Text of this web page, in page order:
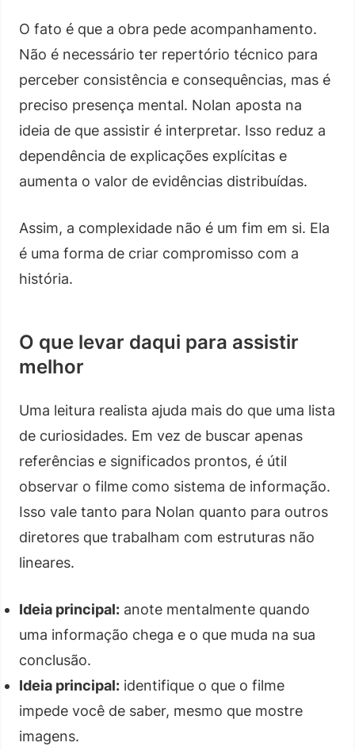
O fato é que a obra pede acompanhamento.
Não é necessário ter repertório técnico para
perceber consistência e consequências, mas é
preciso presença mental. Nolan aposta na
ideia de que assistir é interpretar. Isso reduz a
dependência de explicações explícitas e
aumenta o valor de evidências distribuídas.
Assim, a complexidade não é um fim em si. Ela
é uma forma de criar compromisso com a
história.
O que levar daqui para assistir
melhor
Uma leitura realista ajuda mais do que uma lista
de curiosidades. Em vez de buscar apenas
referências e significados prontos, é útil
observar o filme como sistema de informação.
Isso vale tanto para Nolan quanto para outros
diretores que trabalham com estruturas não
lineares.
Ideia principal: anote mentalmente quando
uma informação chega e o que muda na sua
conclusão.
Ideia principal: identifique o que o filme
impede você de saber, mesmo que mostre
imagens.